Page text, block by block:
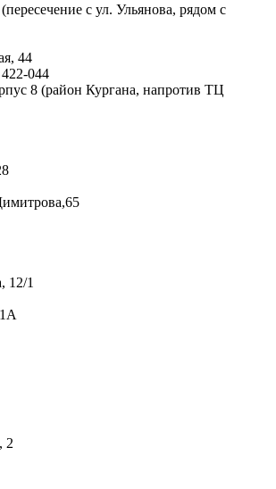
с ул. Ульянова, рядом с
44
044
8 (район Кургана, напротив ТЦ
12/1
2